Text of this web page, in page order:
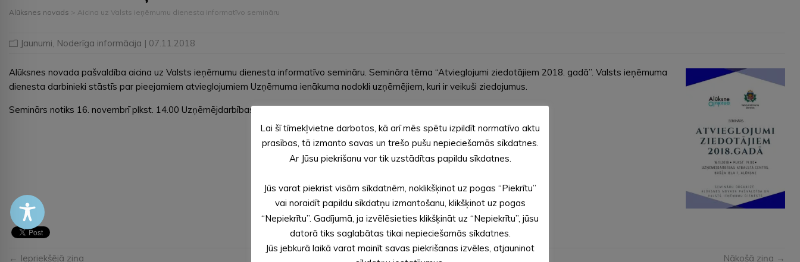
Alūksnes novads > Aicina uz Valsts ieņēmumu dienesta informatīvo semināru
Jaunumi, Noderīga informācija | 07.11.2018
Alūksnes novada pašvaldība aicina uz Valsts ieņēmumu dienesta informatīvo semināru. Semināra tēma “Atvieglojumi ziedotājiem 2018. gadā”. Valsts ieņēmuma
dienesta darbinieki stāstīs par pieejamiem atvieglojumiem Uzņēmuma ienākuma nodokli uzņēmējiem, kuri ir veikuši ziedojumus.
Seminārs notiks 16. novembrī plkst. 14.00 Uzņēmējdarbības atbalsta centrā, Brūža ielā 7, Alūksnē.
← Iepriekšējā ziņa Nākošā ziņa →
Lai šī tīmekļvietne darbotos, kā arī mēs spētu izpildīt normatīvo aktu
prasības, tā izmanto savas un trešo pušu nepieciešamās sīkdatnes.
Ar Jūsu piekrišanu var tik uzstādītas papildu sīkdatnes.
Jūs varat piekrist visām sīkdatnēm, noklikšķinot uz pogas “Piekrītu”
vai noraidīt papildu sīkdatņu izmantošanu, klikšķinot uz pogas
“Nepiekrītu”. Gadījumā, ja izvēlēsieties klikšķināt uz “Nepiekrītu”, jūsu
datorā tiks saglabātas tikai nepieciešamās sīkdatnes.
Jūs jebkurā laikā varat mainīt savas piekrišanas izvēles, atjauninot